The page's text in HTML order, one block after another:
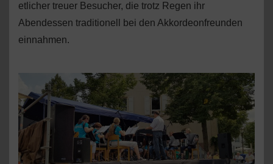
etlicher treuer Besucher, die trotz Regen ihr
Abendessen traditionell bei den Akkordeonfreunden
einnahmen.